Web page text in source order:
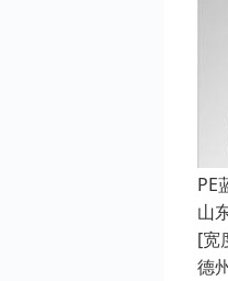
PE
山
[宽
德